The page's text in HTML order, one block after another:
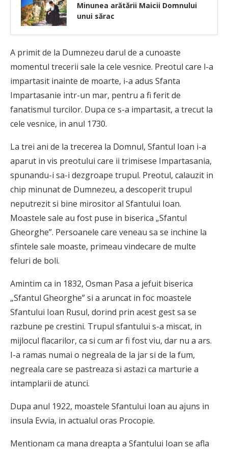
Minunea arătării Maicii Domnului
unui sărac
A primit de la Dumnezeu darul de a cunoaste
momentul trecerii sale la cele vesnice. Preotul care l-a
impartasit inainte de moarte, i-a adus Sfanta
Impartasanie intr-un mar, pentru a fi ferit de
fanatismul turcilor. Dupa ce s-a impartasit, a trecut la
cele vesnice, in anul 1730.
La trei ani de la trecerea la Domnul, Sfantul Ioan i-a
aparut in vis preotului care ii trimisese Impartasania,
spunandu-i sa-i dezgroape trupul. Preotul, calauzit in
chip minunat de Dumnezeu, a descoperit trupul
neputrezit si bine mirositor al Sfantului Ioan.
Moastele sale au fost puse in biserica „Sfantul
Gheorghe”. Persoanele care veneau sa se inchine la
sfintele sale moaste, primeau vindecare de multe
feluri de boli.
Amintim ca in 1832, Osman Pasa a jefuit biserica
„Sfantul Gheorghe” si a aruncat in foc moastele
Sfantului Ioan Rusul, dorind prin acest gest sa se
razbune pe crestini. Trupul sfantului s-a miscat, in
mijlocul flacarilor, ca si cum ar fi fost viu, dar nu a ars.
I-a ramas numai o negreala de la jar si de la fum,
negreala care se pastreaza si astazi ca marturie a
intamplarii de atunci.
Dupa anul 1922, moastele Sfantului Ioan au ajuns in
insula Evvia, in actualul oras Procopie.
Mentionam ca mana dreapta a Sfantului Ioan se afla